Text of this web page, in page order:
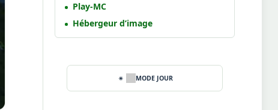
Play-MC
Hébergeur d’image
MODE JOUR